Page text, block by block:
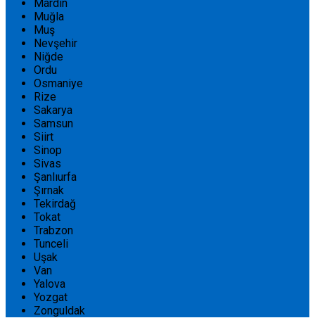
Mardin
Muğla
Muş
Nevşehir
Niğde
Ordu
Osmaniye
Rize
Sakarya
Samsun
Siirt
Sinop
Sivas
Şanlıurfa
Şırnak
Tekirdağ
Tokat
Trabzon
Tunceli
Uşak
Van
Yalova
Yozgat
Zonguldak